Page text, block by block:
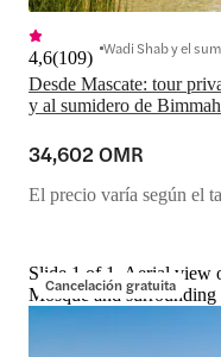
Desde Mascate: tour
y al sumidero de Bimmah
4,6(109) Wadi Shab y el
34,602 OMR
El precio varía según el
Cancelación gratuita
Slide 1 of 1, Aerial view
Mosque and